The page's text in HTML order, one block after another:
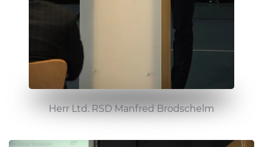
Herr Ltd. RSD Manfred Brodschelm